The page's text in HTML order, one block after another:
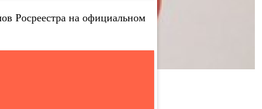
Росреестра на официальном